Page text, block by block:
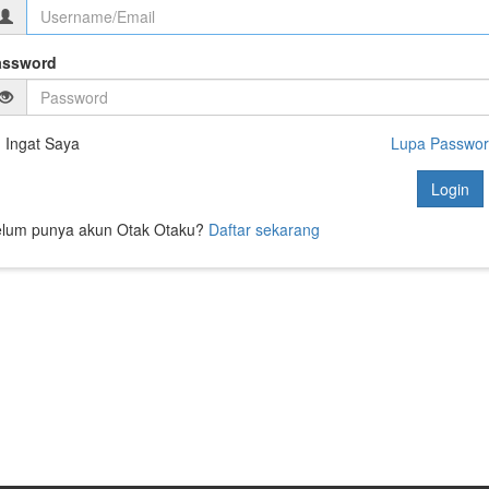
Ingat Saya Lupa
Login
punya akun Otak Otaku? Daftar sekarang